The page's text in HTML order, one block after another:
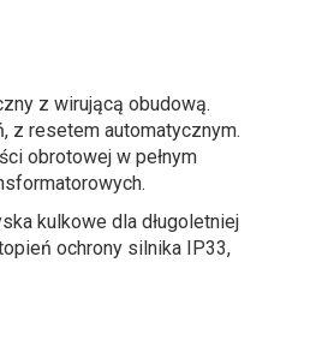
z wirującą obudową.
z resetem automatycznym.
obrotowej w pełnym
kulkowe dla długoletniej
ochrony silnika IP33,